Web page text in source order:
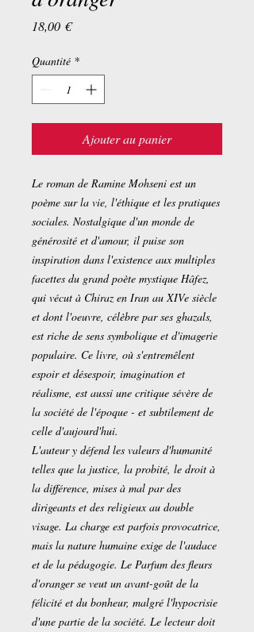
18,00 €Prix
Quantité *
Ajouter au panier
Le roman de Ramine Mohseni est un
poème sur la vie, l'éthique et les pratiques
sociales. Nostalgique d'un monde de
générosité et d'amour, il puise son
inspiration dans l'existence aux multiples
facettes du grand poète mystique Hâfez,
qui vécut à Chiraz en Iran au XIVe siècle
et dont l'oeuvre, célèbre par ses ghazals,
est riche de sens symbolique et d'imagerie
populaire. Ce livre, où s'entremêlent
espoir et désespoir, imagination et
réalisme, est aussi une critique sévère de
la société de l'époque - et subtilement de
celle d'aujourd'hui.
L'auteur y défend les valeurs d'humanité
telles que la justice, la probité, le droit à
la différence, mises à mal par des
dirigeants et des religieux au double
visage. La charge est parfois provocatrice,
mais la nature humaine exige de l'audace
et de la pédagogie. Le Parfum des fleurs
d'oranger se veut un avant-goût de la
félicité et du bonheur, malgré l'hypocrisie
d'une partie de la société. Le lecteur doit